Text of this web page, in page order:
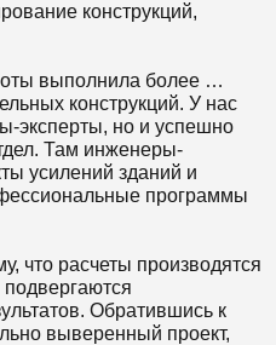
конструкций,
выполнила более …
конструкций. У нас
эксперты, но и успешно
Там инженеры-
усилений зданий и
программы
что расчеты производятся
Обратившись к
выверенный проект,